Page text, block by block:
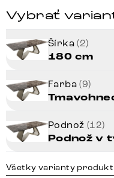
Vybrať
Šírka(2)
180 cm
Farba(9)
Podnož (12)
Podnož v
Všetky varianty